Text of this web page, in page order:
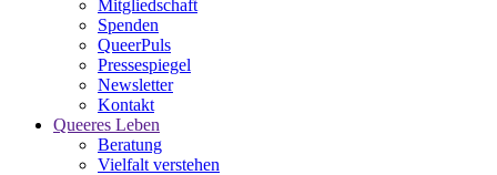
Mitgliedschaft
Spenden
QueerPuls
Pressespiegel
Newsletter
Kontakt
Queeres Leben
Beratung
Vielfalt verstehen